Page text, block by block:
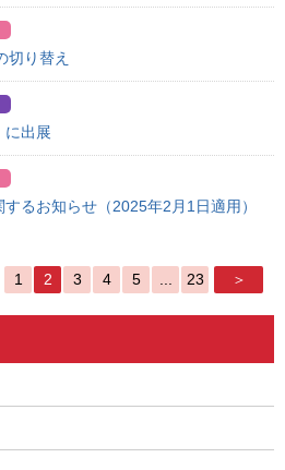
切り替え
に出展
るお知らせ（2025年2月1日適用）
1 2 3 4 5 ... ＞
23